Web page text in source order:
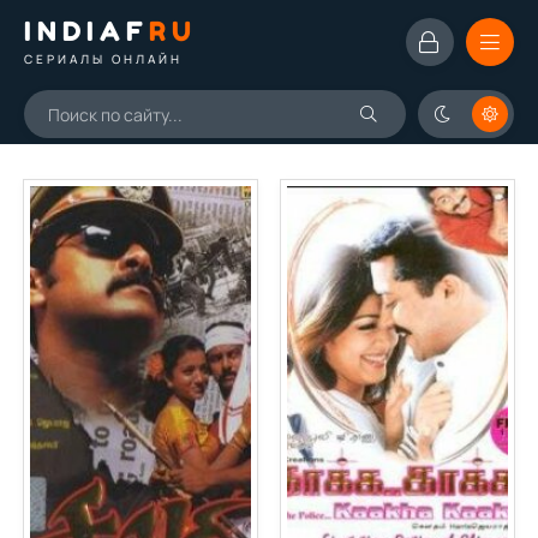
INDIAFRU
СЕРИАЛЫ ОНЛАЙН